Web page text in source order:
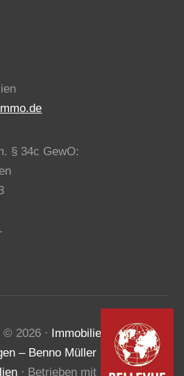
§ 34c GewO:
© 2026⋅ Immobilien
– Benno Müller
⋅ Betrieben mit
Kundenbewertungen und Erfahrungen zu
Benno Müller Immobilien
SEHR GUT